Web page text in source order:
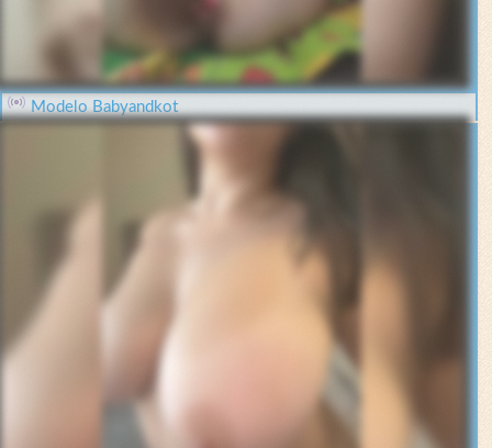
Modelo Babyandkot